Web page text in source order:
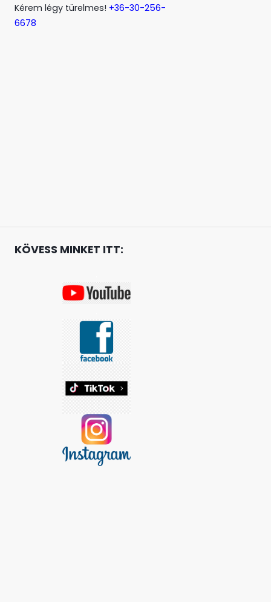
Kérem légy türelmes! +36-30-256-
6678
KÖVESS MINKET ITT: